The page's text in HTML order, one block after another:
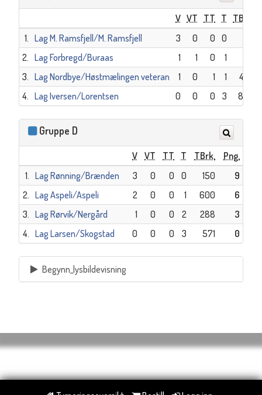
V VT TT T TBrk.
1. Lag M. Ramsfjell/M. Ramsfjell 3 0 0 0
2. Lag Forbregd/Buraas 1 1 0 1
3. Lag Nordbye/Høstmælingen veteran 1 0 1 1
420
4. Lag Iversen/Lorentsen 0 0 0 3 800
Gruppe D
V VT TT T TBrk.
Png.
1. Lag Rønning/Brænden 3 0 0 0 150
9
2. Lag Aspeli/Aspeli 2 0 0 1 600
6
3. Lag Rørvik/Nergård 1 0 0 2 288
3
4. Lag Larsen/Skogstad 0 0 0 3 571 0
Begynn_lysbildevisning